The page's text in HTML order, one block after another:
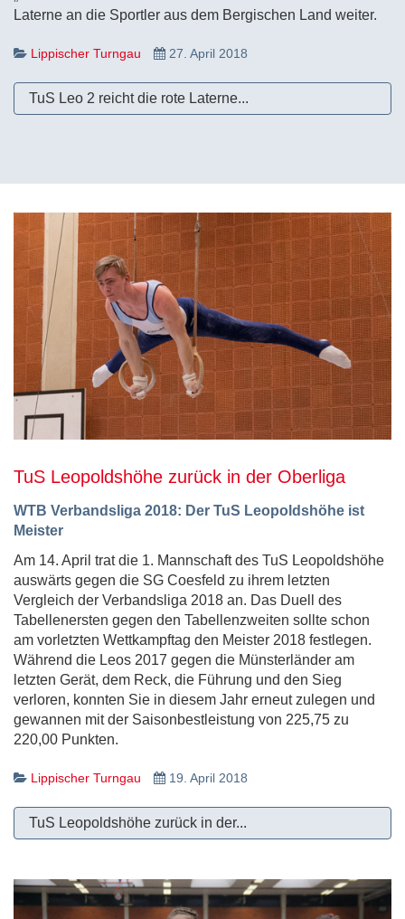
Laterne an die Sportler aus dem Bergischen Land weiter.
Lippischer Turngau 27. April 2018
TuS Leo 2 reicht die rote Laterne...
TuS Leopoldshöhe zurück in der Oberliga
WTB Verbandsliga 2018: Der TuS Leopoldshöhe ist
Meister
Am 14. April trat die 1. Mannschaft des TuS Leopoldshöhe
auswärts gegen die SG Coesfeld zu ihrem letzten
Vergleich der Verbandsliga 2018 an. Das Duell des
Tabellenersten gegen den Tabellenzweiten sollte schon
am vorletzten Wettkampftag den Meister 2018 festlegen.
Während die Leos 2017 gegen die Münsterländer am
letzten Gerät, dem Reck, die Führung und den Sieg
verloren, konnten Sie in diesem Jahr erneut zulegen und
gewannen mit der Saisonbestleistung von 225,75 zu
220,00 Punkten.
Lippischer Turngau 19. April 2018
TuS Leopoldshöhe zurück in der...